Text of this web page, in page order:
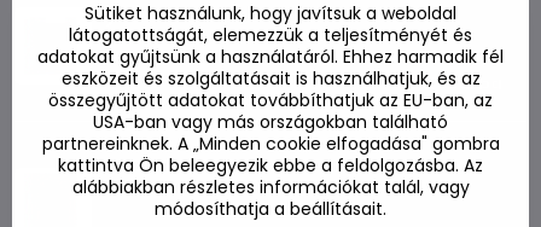
Készleten
640 Ft Kosárba
Koreai édesburgonya tészta chabcha 300
g
Készleten
Sütiket használunk, hogy javítsuk a weboldal
látogatottságát, elemezzük a teljesítményét és
adatokat gyűjtsünk a használatáról. Ehhez harmadik fél
eszközeit és szolgáltatásait is használhatjuk, és az
összegyűjtött adatokat továbbíthatjuk az EU-ban, az
USA-ban vagy más országokban található
partnereinknek. A „Minden cookie elfogadása" gombra
kattintva Ön beleegyezik ebbe a feldolgozásba. Az
alábbiakban részletes információkat talál, vagy
módosíthatja a beállításait.